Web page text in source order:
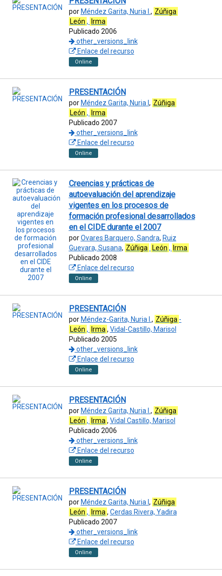
por Méndez Garita, Nuria I. , Zúñiga
León ,
Irma
Publicado 2006
other_versions_link
Enlace del recurso
Online
PRESENTACIÓN
por Méndez Garita, Nuria I , Zúñiga
León ,
Irma
Publicado 2007
other_versions_link
Enlace del recurso
Online
Creencias y prácticas de
autoevaluación del aprendizaje
vigentes en los procesos de
formación profesional desarrollados
en el CIDE durante el 2007
porOvares Barquero, Sandra, Ruiz
Guevara, Susana, Zúñiga León , Irma
Publicado 2008
Enlace del recurso
Online
PRESENTACIÓN
por Méndez-Garita, Nuria I. , Zúñiga -
León , Irma , Vidal-Castillo, Marisol
Publicado 2005
other_versions_link
Enlace del recurso
Online
PRESENTACIÓN
por Méndez Garita, Nuria I. , Zúñiga
León , Irma , Vidal Castillo, Marisol
Publicado 2006
other_versions_link
Enlace del recurso
Online
PRESENTACIÓN
por Méndez Garita, Nuria I , Zúñiga
León , Irma , Cerdas Rivera, Yadira
Publicado 2007
other_versions_link
Enlace del recurso
Online